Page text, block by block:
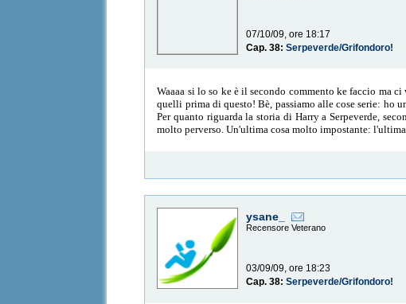
07/10/09, ore 18:17
Cap. 38:Serpeverde/Grifondoro!
Waaaa si lo so ke è il secondo commento ke faccio ma
quelli prima di questo! Bè, passiamo alle cose serie: ho
Per quanto riguarda la storia di Harry a Serpeverde,
molto perverso. Un'ultima cosa molto impostante:
ysane_
Recensore Veterano
03/09/09, ore 18:23
Cap. 38:Serpeverde/Grifondoro!